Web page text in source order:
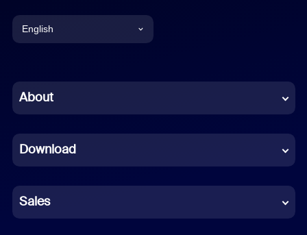
English
Chinese (Simplified)
French
German
Indonesian
About
Download
Sales